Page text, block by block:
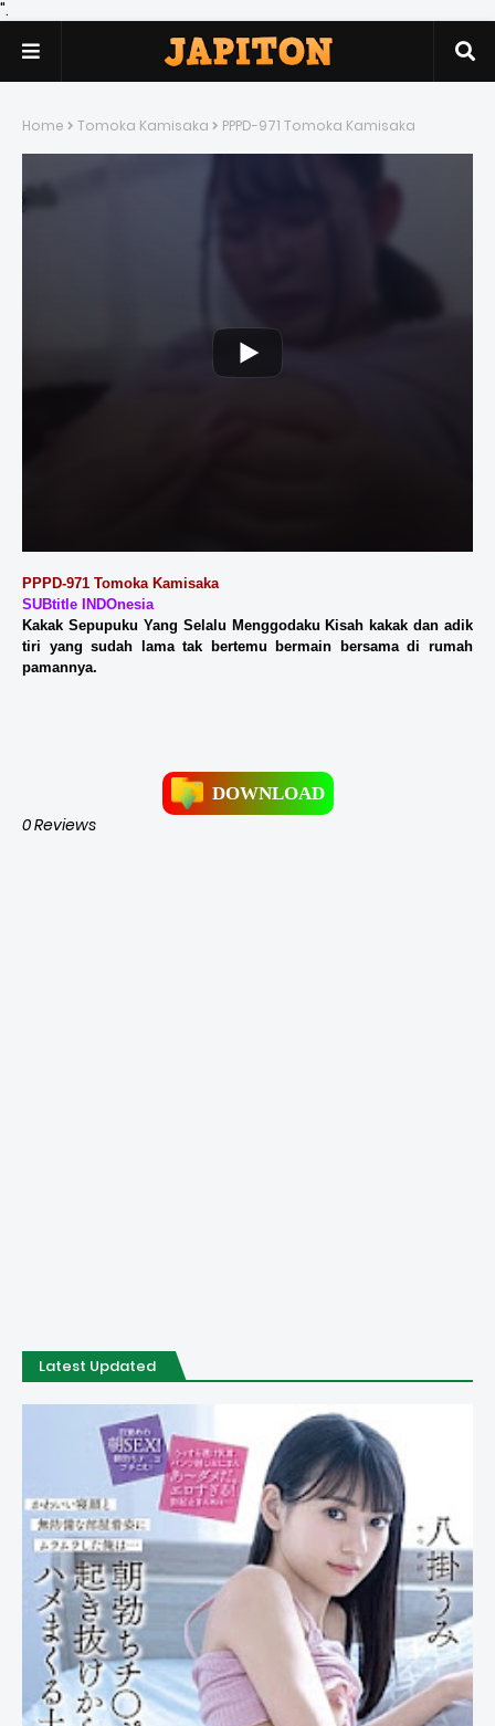
".
Home Tomoka Kamisaka PPPD-971 Tomoka Kamisaka
PPPD-971 Tomoka Kamisaka
SUBtitle INDOnesia
Kakak Sepupuku Yang Selalu Menggodaku Kisah kakak dan adik
tiri yang sudah lama tak bertemu bermain bersama di rumah
pamannya.
DOWNLOAD
0 Reviews
Latest Updated